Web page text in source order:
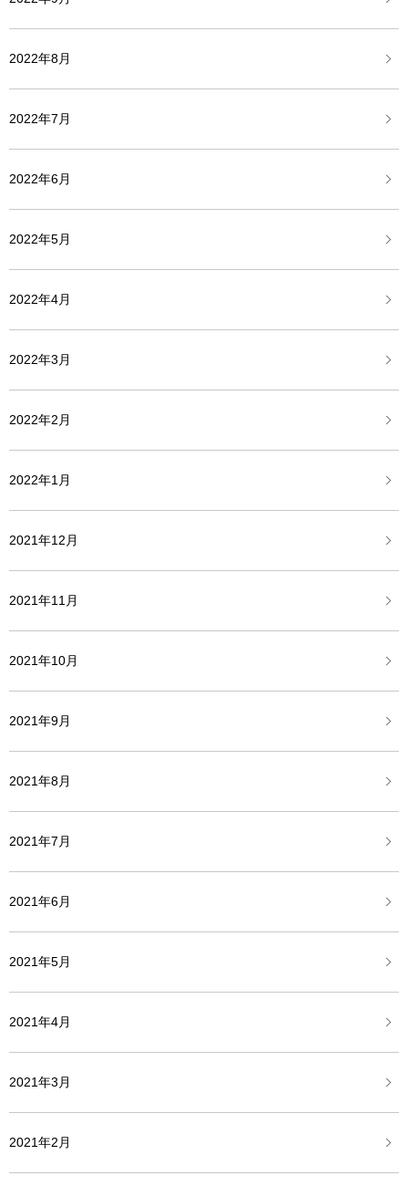
2022年8月
2022年7月
2022年6月
2022年5月
2022年4月
2022年3月
2022年2月
2022年1月
2021年12月
2021年11月
2021年10月
2021年9月
2021年8月
2021年7月
2021年6月
2021年5月
2021年4月
2021年3月
2021年2月